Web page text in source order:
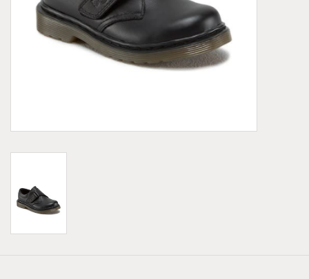
Autres marques
Vêtements